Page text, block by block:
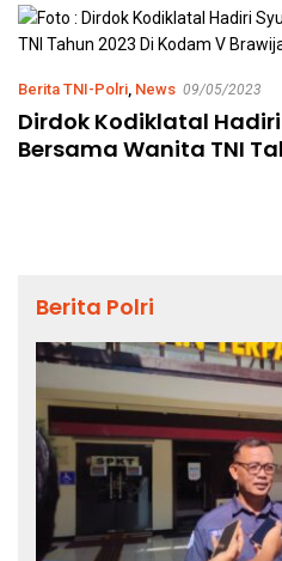
Ahmad Ibrahim
Berita TNI-Polri News 09/05/2023
Dirdok Kodiklatal
Bersama Wanita TNI
Berita Polri